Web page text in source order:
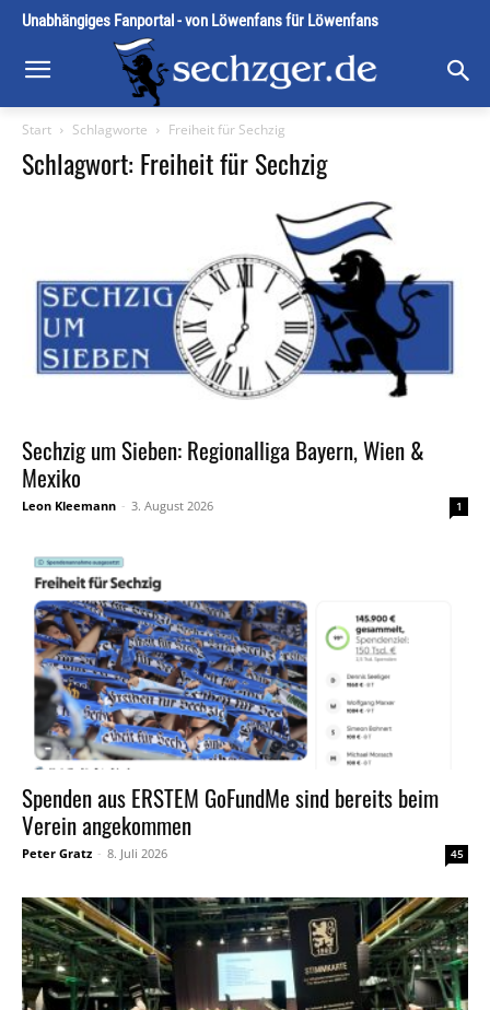
Unabhängiges Fanportal - von Löwenfans für Löwenfans
Start Schlagworte Freiheit für Sechzig
Schlagwort: Freiheit für Sechzig
Sechzig um Sieben: Regionalliga Bayern, Wien &
Mexiko
Leon Kleemann - 3. August 2026 1
Spenden aus ERSTEM GoFundMe sind bereits beim
Verein angekommen
Peter Gratz - 8. Juli 2026 45